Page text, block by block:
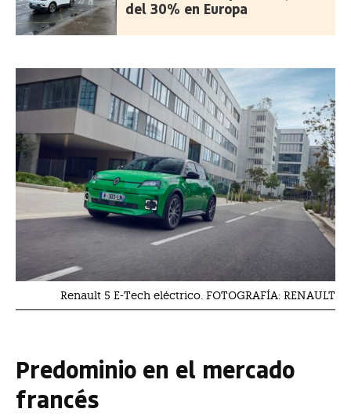
del 30% en Europa
Renault 5 E-Tech eléctrico. FOTOGRAFÍA: RENAULT
Predominio en el mercado
francés